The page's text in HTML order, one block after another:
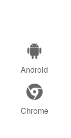
Android
Chrome